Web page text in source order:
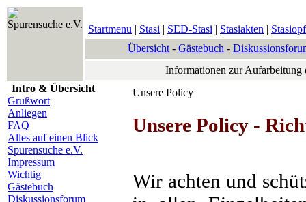
Spurensuche e.V. Startmenu | Stasi | SED-Stasi | Stasiakten |
Übersicht - Gästebuch -
Informationen zur
Intro & Übersicht
Grußwort
Anliegen
FAQ
Alles auf einen Blick
Spurensuche e.V.
Impressum
Wichtig
Gästebuch
Diskussionsforum
Unsere Policy
Unsere Policy -
Wir achten und